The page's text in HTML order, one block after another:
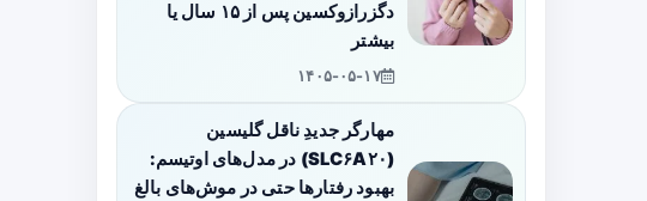
دگزرازوکسین پس از ۱۵ سال یا
بیشتر
۱۴۰۵-۰۵-۱۷
مهارگر جدیدِ ناقل گلیسین
(SLC۶A۲۰) در مدل‌های اوتیسم:
بهبود رفتارها حتی در موش‌های بالغ